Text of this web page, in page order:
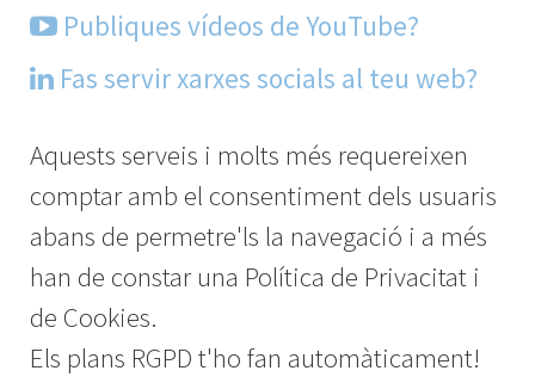
Publiques vídeos de YouTube?
Fas servir xarxes socials al teu web?
Aquests serveis i molts més requereixen
comptar amb el consentiment dels usuaris
abans de permetre'ls la navegació i a més
han de constar una Política de Privacitat i
de Cookies.
Els plans RGPD t'ho fan automàticament!